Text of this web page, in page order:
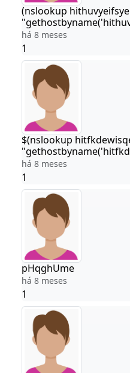
(nslookup
há 8 meses
1
$(nslookup
há 8 meses
1
pHqghUme
há 8 meses
1